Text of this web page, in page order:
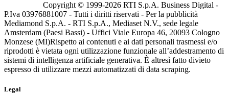
Copyright © 1999-2026 RTI S.p.A. Business Digital -
P.Iva 03976881007 - Tutti i diritti riservati - Per la pubblicità
Mediamond S.p.A. - RTI S.p.A., Mediaset N.V., sede legale
Amsterdam (Paesi Bassi) - Uffici Viale Europa 46, 20093 Cologno
Monzese (MI)Rispetto ai contenuti e ai dati personali trasmessi e/o
riprodotti è vietata ogni utilizzazione funzionale all’addestramento di
sistemi di intelligenza artificiale generativa. È altresì fatto divieto
espresso di utilizzare mezzi automatizzati di data scraping.
Legal